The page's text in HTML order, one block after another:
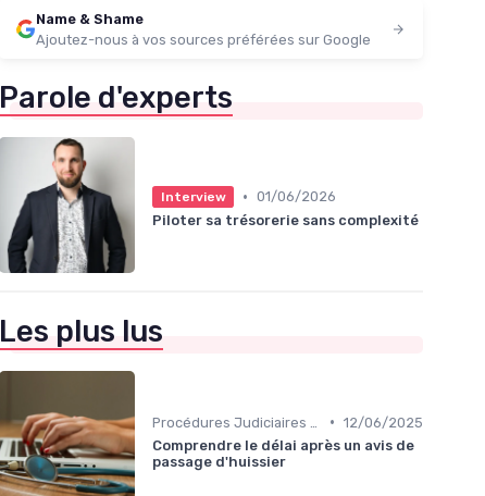
Name & Shame
Ajoutez-nous à vos sources préférées sur Google
Parole d'experts
Interview • 01/06/2026
Piloter sa trésorerie sans complexité
Les plus lus
• 12/06/2025
Comprendre le délai après un avis de
passage d'huissier